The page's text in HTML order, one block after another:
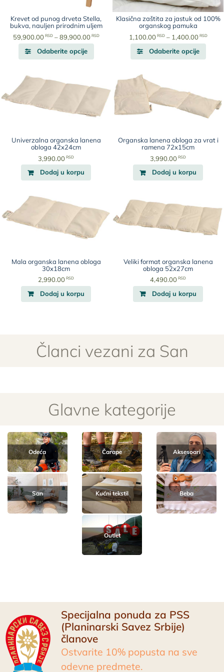
stranici
proizvoda.
na
Krevet od punog drveta Stella,
bukva, nauljen prirodnim uljem
59,900.00 RSD – 89,900.00 RSDRaspon
89,900.00
RSD
Odaberite opcije
Ovaj
varijanti.
Opcije
mogu
biti
stranici
Klasična zaštita za jastuk od 100%
organskog pamuka
1,100.00 RSD – 1,400.00 RSD
RSD
Odaberite opcije
Ovaj
mogu
biti
Univerzalna organska lanena
obloga 42x24cm
3,990.00 RSD
Dodaj u korpu
Organska lanena obloga za vrat i
ramena 72x15cm
3,990.00 RSD
Dodaj u korpu
Mala organska lanena obloga
30x18cm
2,990.00 RSD
Dodaj u korpu
Veliki format organska lanena
obloga 52x27cm
4,490.00 RSD
Dodaj u korpu
Članci vezani za San
Glavne kategorije
Odeća Čarape Aksesoari
San Kućni tekstil Beba
Outlet
Specijalna ponuda za PSS
(Planinarski Savez Srbije)
članove
Ostvarite 10% popusta na sve
odevne predmete.